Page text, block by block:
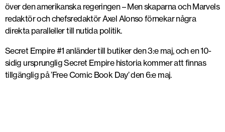
över den amerikanska regeringen – Men skaparna och Marvels
redaktör och chefsredaktör Axel Alonso förnekar några
direkta paralleller till nutida politik.
Secret Empire #1 anländer till butiker den 3:e maj, och en 10-
sidig ursprunglig Secret Empire historia kommer att finnas
tillgänglig på ’Free Comic Book Day’ den 6:e maj.